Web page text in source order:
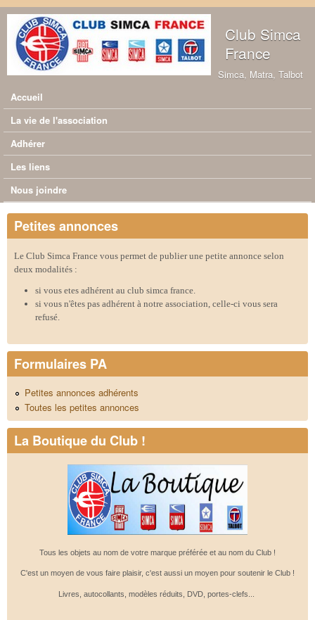
Aller au contenu principal
Club Simca
France
Simca, Matra, Talbot
Menu principal
Accueil
La vie de l'association
Adhérer
Les liens
Nous joindre
Petites annonces
Le Club Simca France vous permet de publier une petite annonce selon
deux modalités :
si vous etes adhérent au club simca france.
si vous n'êtes pas adhérent à notre association, celle-ci vous sera
refusé.
Formulaires PA
Petites annonces adhérents
Toutes les petites annonces
La Boutique du Club !
Tous les objets au nom de votre marque préférée et au nom du Club !
C'est un moyen de vous faire plaisir, c'est aussi un moyen pour soutenir le Club !
Livres, autocollants, modèles réduits, DVD, portes-clefs...